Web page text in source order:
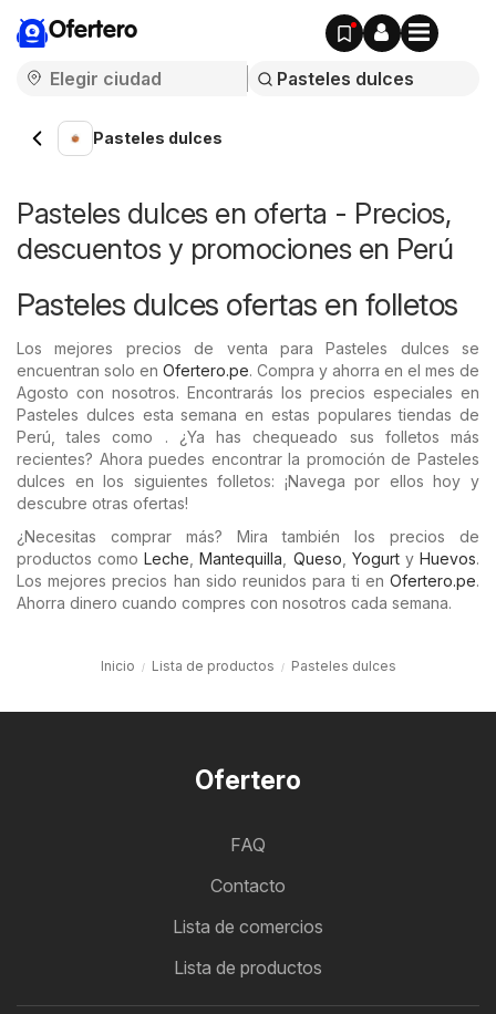
Ofertero
Pasteles dulces
Pasteles dulces en oferta - Precios,
descuentos y promociones en Perú
Pasteles dulces ofertas en folletos
Los mejores precios de venta para Pasteles dulces se
encuentran solo en Ofertero.pe. Compra y ahorra en el mes de
Agosto con nosotros. Encontrarás los precios especiales en
Pasteles dulces esta semana en estas populares tiendas de
Perú, tales como . ¿Ya has chequeado sus folletos más
recientes? Ahora puedes encontrar la promoción de Pasteles
dulces en los siguientes folletos: ¡Navega por ellos hoy y
descubre otras ofertas!
¿Necesitas comprar más? Mira también los precios de
productos comoLeche ,Mantequilla Queso YogurtyHuevos.
Los mejores precios han sido reunidos para ti en Ofertero.pe.
Ahorra dinero cuando compres con nosotros cada semana.
Inicio Lista de productos Pasteles dulces
Ofertero
FAQ
Contacto
Lista de comercios
Lista de productos